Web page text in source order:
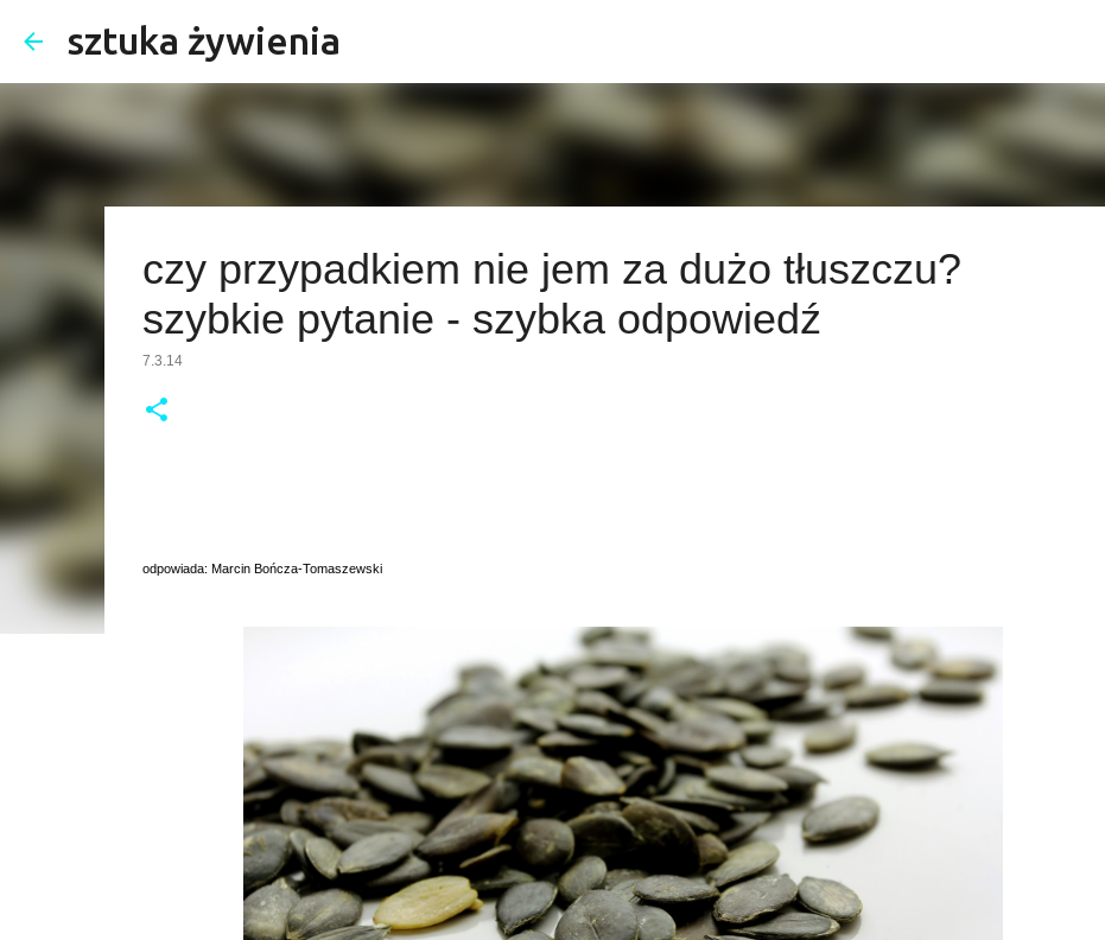
sztuka żywienia
czy przypadkiem nie jem za dużo tłuszczu?
szybkie pytanie - szybka odpowiedź
7.3.14
odpowiada: Marcin Bończa-Tomaszewski